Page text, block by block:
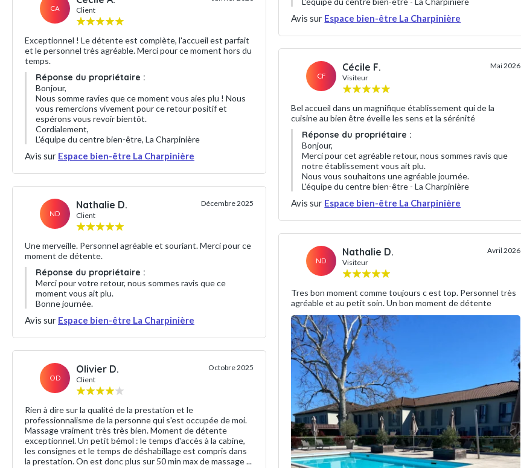
CA Client
Exceptionnel ! Le détente est complète, l'accueil est parfait
et le personnel très agréable. Merci pour ce moment hors du
temps.
Réponse du propriétaire :
Bonjour,
Nous somme ravies que ce moment vous aies plu ! Nous
vous remercions vivement pour ce retour positif et
espérons vous revoir bientôt.
Cordialement,
L'équipe du centre bien-être, La Charpinière
Avis sur Espace bien-être La Charpinière
ND
Nathalie D.
Client
Décembre 2025
Une merveille. Personnel agréable et souriant. Merci pour ce
moment de détente.
Réponse du propriétaire :
Merci pour votre retour, nous sommes ravis que ce
moment vous ait plu.
Bonne journée.
Avis sur Espace bien-être La Charpinière
OD
Olivier D.
Client
Octobre 2025
Rien à dire sur la qualité de la prestation et le
professionnalisme de la personne qui s'est occupée de moi.
Massage vraiment très très bien. Moment de détente
exceptionnel. Un petit bémol : le temps d'accès à la cabine,
les consignes et le temps de déshabillage est compris dans
la prestation. On est donc plus sur 50 min max de massage ...
Avis sur Espace bien-être La Charpinière
CF
Cécile F.
Visiteur
Mai 2026
Bel accueil dans un magnifique établissement qui de la
cuisine au bien être éveille les sens et la sérénité
Réponse du propriétaire :
Bonjour,
Merci pour cet agréable retour, nous sommes ravis que
notre établissement vous ait plu.
Nous vous souhaitons une agréable journée.
L'équipe du centre bien-être - La Charpinière
Avis sur Espace bien-être La Charpinière
ND
Nathalie D.
Visiteur
Avril 2026
Tres bon moment comme toujours c est top. Personnel très
agréable et au petit soin. Un bon moment de détente